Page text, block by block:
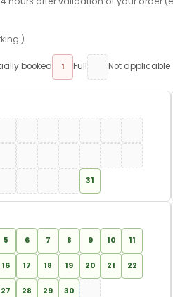
)
booked 1 Full Not applicable
31
5 6 7 8 9 10 11
16 17 18 19 20 21 22
27 28 29 30